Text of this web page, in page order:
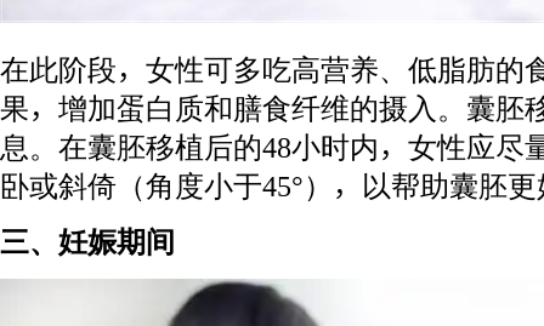
在此阶段，女性可多吃高营养、低脂肪的
果，增加蛋白质和膳食纤维的摄入。囊胚
息。在囊胚移植后的48小时内，女性应尽
卧或斜倚（角度小于45°），以帮助囊胚
三、妊娠期间